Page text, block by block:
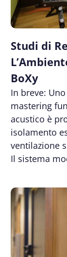
Studi di
BoXy
In breve:
mastering
acustico è
isolamento
ventilazione
Il sistema